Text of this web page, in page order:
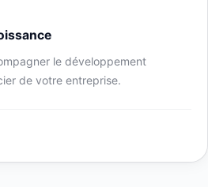
le développement
de votre entreprise.